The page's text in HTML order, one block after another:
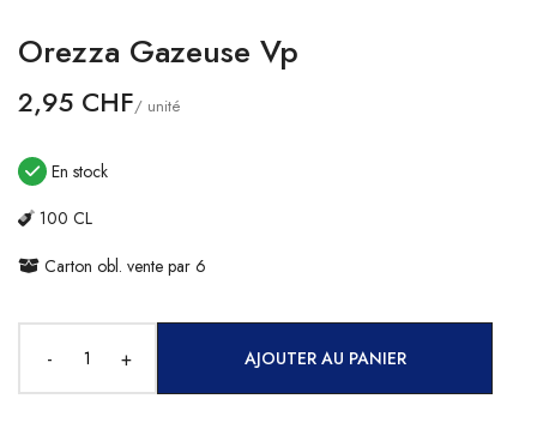
Devise
Orezza Gazeuse Vp
2,95 CHF/ unité
En stock
100 CL
Carton obl. vente par 6
- + AJOUTER AU PANIER